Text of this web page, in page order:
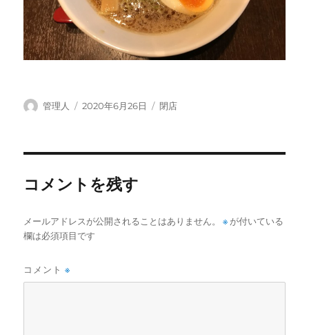
投
管理人
投
2020年6月26日
カ
閉店
コメントを残す
メールアドレスが公開されることはありません。 ※ が付いている
欄は必須項目です
コメント※